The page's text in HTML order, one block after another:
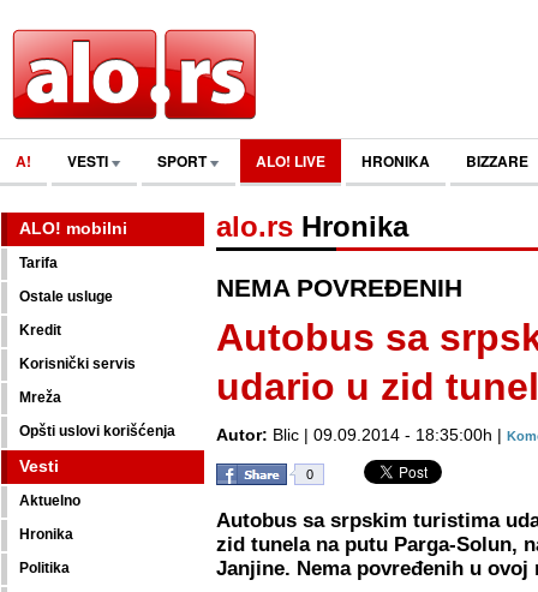
A! VESTI SPORT ALO! LIVE HRONIKA BIZZARE
ALO! mobilni
Tarifa
Ostale usluge
Kredit
Korisnički servis
Mreža
Opšti uslovi korišćenja
Vesti
Aktuelno
Hronika
Politika
alo.rs Hronika
NEMA POVREĐENIH
Autobus sa
udario u zid
Autor: Blic | 09.09.2014 - 18:35:00h |
0
Autobus sa srpskim turistima
zid tunela na putu Parga-Solun,
Janjine. Nema povređenih u ovoj